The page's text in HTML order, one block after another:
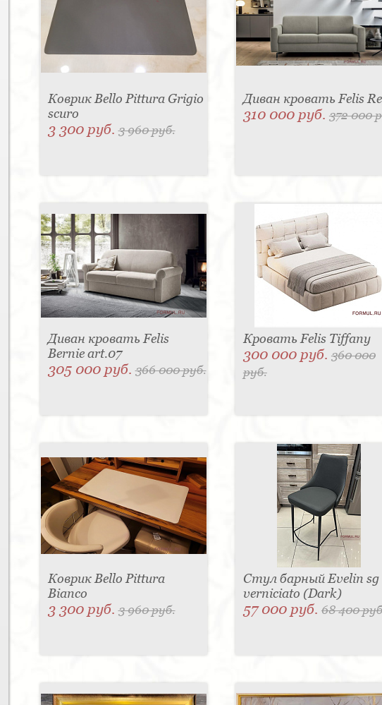
Коврик Bello Pittura Grigio
scuro
3 300 руб.3 960 руб.
Диван кровать Felis
310 000 руб. 372 000
Диван кровать Felis
Bernie art.07
305 000 руб.366 000 руб.
Кровать Felis Tiffany
300 000 руб. 360 000
руб.
Коврик Bello Pittura
Bianco
3 300 руб.3 960 руб.
Стул барный Evelin sg
verniciato (Dark)
57 000 руб. 68 400